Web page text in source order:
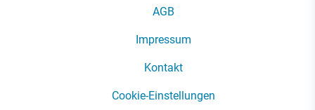
AGB
Impressum
Kontakt
Cookie-Einstellungen